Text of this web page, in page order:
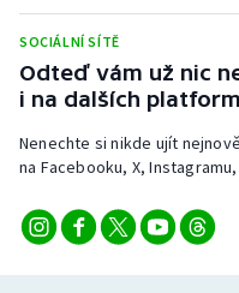
Veslování
Volejbal
Ostatní
SOCIÁLNÍ SÍTĚ
Odteď vám už nic
i na dalších
Nenechte si nikde ujít
na Facebooku, X,